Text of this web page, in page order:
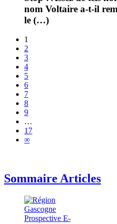
nom Voltaire a-t-il
le (…)
1
2
3
4
5
6
7
8
9
…
17
∞
Sommaire Articles